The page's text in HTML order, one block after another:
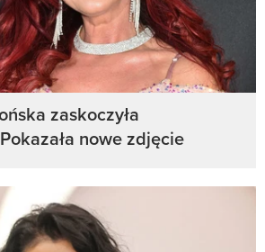
zaskoczyła
nowe zdjęcie